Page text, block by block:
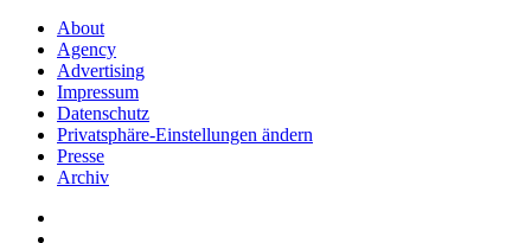
About
Agency
Advertising
Impressum
Datenschutz
Privatsphäre-Einstellungen ändern
Presse
Archiv